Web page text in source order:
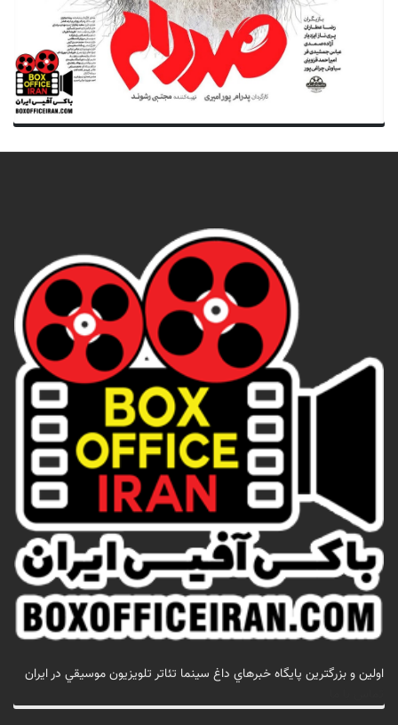
اولين و بزرگترين پايگاه خبرهاي داغ سينما تئاتر تلويزيون موسيقي در ايران